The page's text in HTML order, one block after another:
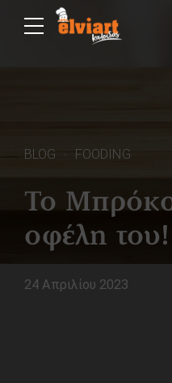
BLOG FOODING
Το
οφέλη του!
24 Απριλίου 2023